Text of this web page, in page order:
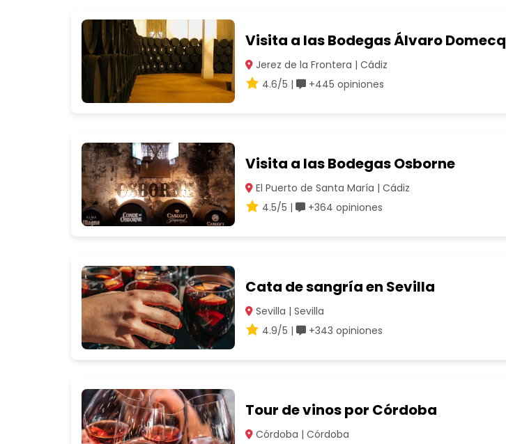
Visita a las Bodegas Álvaro Domecq
Jerez de la Frontera | Cádiz
4.6/5 |
+445 opiniones
Visita a las Bodegas Osborne
El Puerto de Santa María | Cádiz
4.5/5 |
+364 opiniones
Cata de sangría en Sevilla
Sevilla | Sevilla
4.9/5 |
+343 opiniones
Tour de vinos por Córdoba
Córdoba | Córdoba